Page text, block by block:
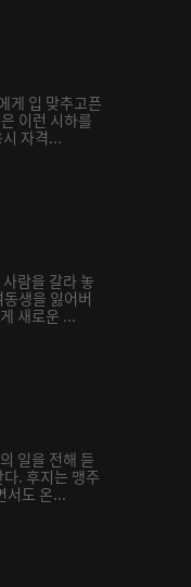
게 입 맞추고픈
이런 시하를
자격...
람을 갈라 놓
생을 잃어버
새로운 ...
일을 전해 듣
. 후지는 맹주
서도 온...